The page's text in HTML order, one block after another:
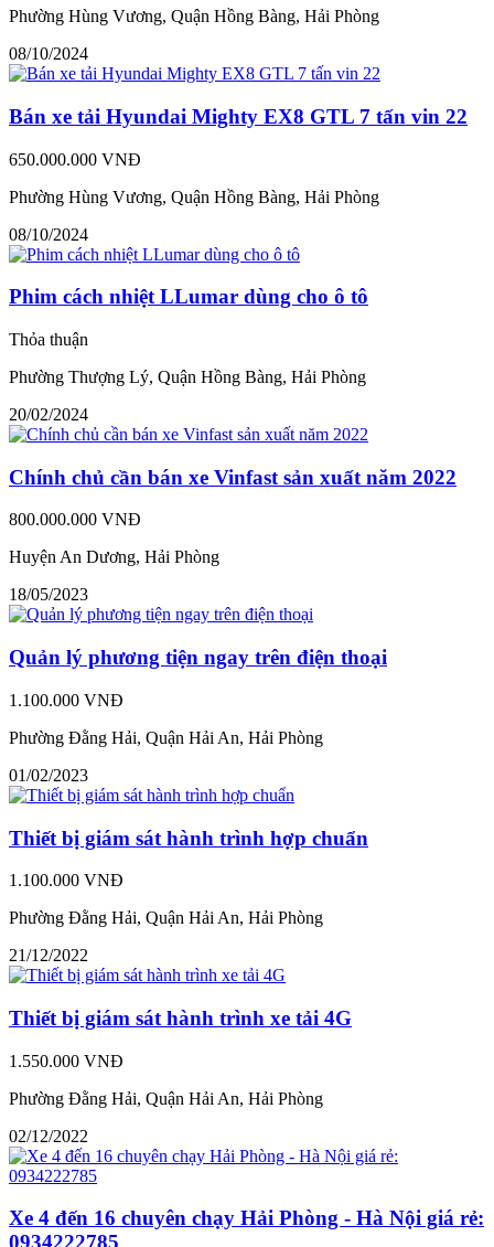
Phường Hùng Vương, Quận Hồng Bàng, Hải Phòng
08/10/2024
Bán xe tải Hyundai Mighty EX8 GTL 7 tấn vin 22
650.000.000 VNĐ
Phường Hùng Vương, Quận Hồng Bàng, Hải Phòng
08/10/2024
Phim cách nhiệt LLumar dùng cho ô tô
Thỏa thuận
Phường Thượng Lý, Quận Hồng Bàng, Hải Phòng
20/02/2024
Chính chủ cần bán xe Vinfast sản xuất năm 2022
800.000.000 VNĐ
Huyện An Dương, Hải Phòng
18/05/2023
Quản lý phương tiện ngay trên điện thoại
1.100.000 VNĐ
Phường Đằng Hải, Quận Hải An, Hải Phòng
01/02/2023
Thiết bị giám sát hành trình hợp chuẩn
1.100.000 VNĐ
Phường Đằng Hải, Quận Hải An, Hải Phòng
21/12/2022
Thiết bị giám sát hành trình xe tải 4G
1.550.000 VNĐ
Phường Đằng Hải, Quận Hải An, Hải Phòng
02/12/2022
Xe 4 đến 16 chuyên chạy Hải Phòng - Hà Nội giá rẻ: